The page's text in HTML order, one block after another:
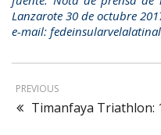
Lanzarote 30 de octubre
e-mail:
PREVIOUS
Timanfaya Triathlon: